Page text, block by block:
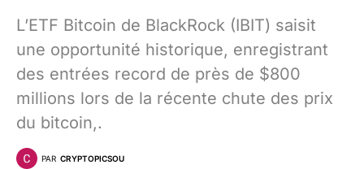
L’ETF Bitcoin de BlackRock (IBIT) saisit
une opportunité historique, enregistrant
des entrées record de près de $800
millions lors de la récente chute des prix
du bitcoin,.
PAR CRYPTOPICSOU